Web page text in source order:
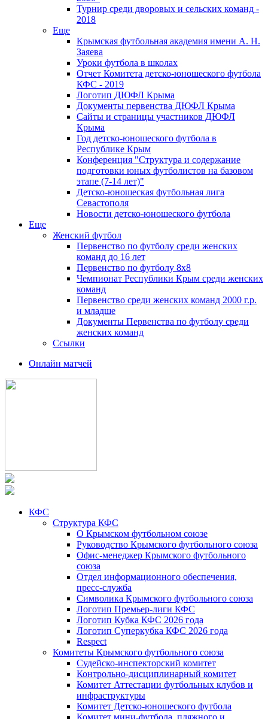
Турнир среди дворовых и сельских команд -
2018
Еще
Крымская футбольная академия имени А. Н.
Заяева
Уроки футбола в школах
Отчет Комитета детско-юношеского футбола
КФС - 2019
Логотип ДЮФЛ Крыма
Документы первенства ДЮФЛ Крыма
Сайты и страницы участников ДЮФЛ
Крыма
Год детско-юношеского футбола в
Республике Крым
Конференция "Структура и содержание
подготовки юных футболистов на базовом
этапе (7-14 лет)"
Детско-юношеская футбольная лига
Севастополя
Новости детско-юношеского футбола
Еще
Женский футбол
Первенство по футболу среди женских
команд до 16 лет
Первенство по футболу 8х8
Чемпионат Республики Крым среди женских
команд
Первенство среди женских команд 2000 г.р.
и младше
Документы Первенства по футболу среди
женских команд
Ссылки
Онлайн матчей
КФС
Структура КФС
О Крымском футбольном союзе
Руководство Крымского футбольного союза
Офис-менеджер Крымского футбольного
союза
Отдел информационного обеспечения,
пресс-служба
Символика Крымского футбольного союза
Логотип Премьер-лиги КФС
Логотип Кубка КФС 2026 года
Логотип Суперкубка КФС 2026 года
Respect
Комитеты Крымского футбольного союза
Судейско-инспекторский комитет
Контрольно-дисциплинарный комитет
Комитет Аттестации футбольных клубов и
инфраструктуры
Комитет Детско-юношеского футбола
Комитет мини-футбола, пляжного и